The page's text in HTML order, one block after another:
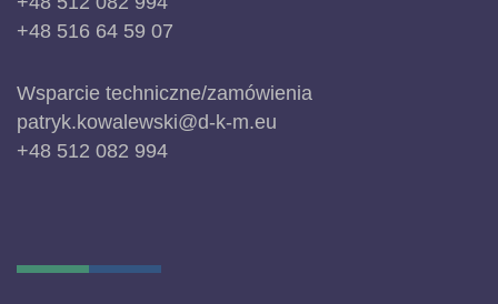
+48 516 64 59 07
Wsparcie techniczne/zamówienia
patryk.kowalewski@d-k-m.eu
+48 512 082 994